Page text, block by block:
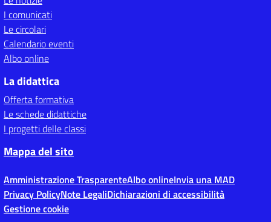
I comunicati
Le circolari
Calendario eventi
Albo online
La didattica
Offerta formativa
Le schede didattiche
I progetti delle classi
Mappa del sito
Amministrazione TrasparenteAlbo onlineInvia una MAD
Privacy PolicyNote LegaliDichiarazioni di accessibilità
Gestione cookie